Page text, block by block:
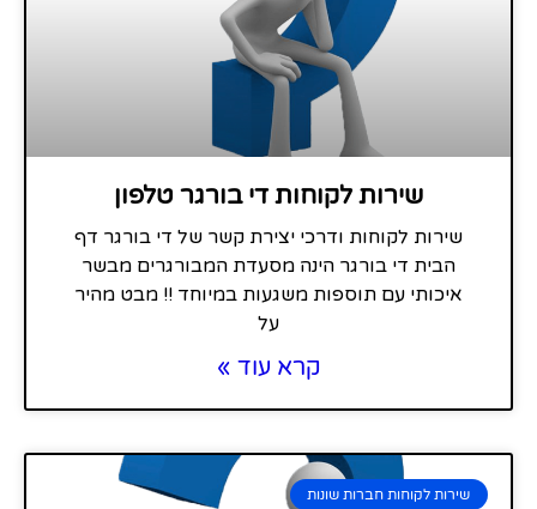
שירות לקוחות די בורגר טלפון
שירות לקוחות ודרכי יצירת קשר של די בורגר דף
הבית די בורגר הינה מסעדת המבורגרים מבשר
איכותי עם תוספות משגעות במיוחד !! מבט מהיר
על
קרא עוד »
שירות לקוחות חברות שונות